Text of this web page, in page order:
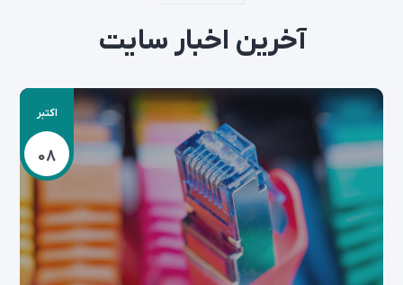
آخرین اخبار سایت
اکتبر
08